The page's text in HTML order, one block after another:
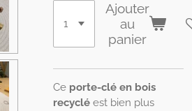
Ajouter
au
panier
Ce porte-clé en bois
recyclé est bien plus